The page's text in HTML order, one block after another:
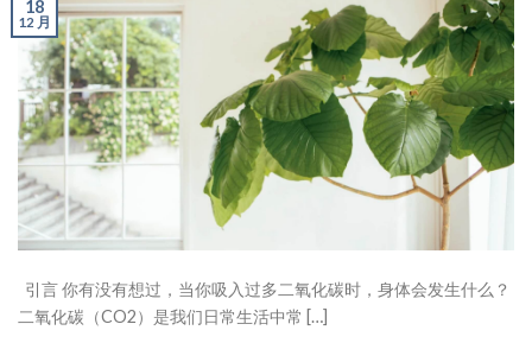
18
12 月
引言 你有没有想过，当你吸入过多二氧化碳时，身体会发生什么？
二氧化碳（CO2）是我们日常生活中常 […]